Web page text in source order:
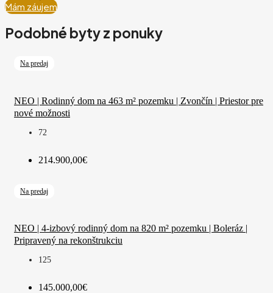
Mám záujem
Podobné byty z ponuky
Na predaj
NEO | Rodinný dom na 463 m² pozemku | Zvončín | Priestor pre
nové možnosti
214.900,00€
72
Na predaj
NEO | 4-izbový rodinný dom na 820 m² pozemku | Boleráz |
Pripravený na rekonštrukciu
145.000,00€
125